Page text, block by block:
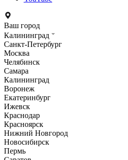
Ваш город
Калининград
Санкт-Петербург
Москва
Челябинск
Самара
Калининград
Воронеж
Екатеринбург
Ижевск
Краснодар
Красноярск
Нижний Новгород
Новосибирск
Пермь